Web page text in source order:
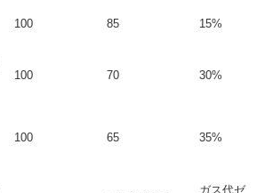
100 85 15%
100 70 30%
100 65 35%
ガス代ゼ